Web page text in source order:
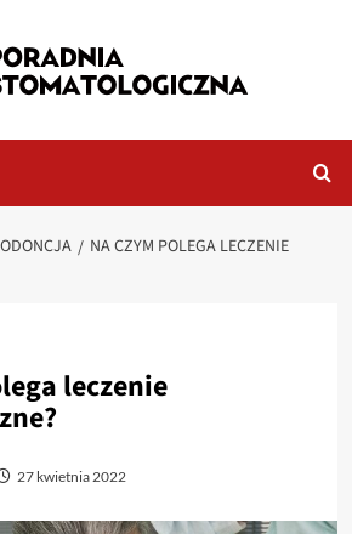
NA CZYM POLEGA LECZENIE
leczenie
27 kwietnia 2022